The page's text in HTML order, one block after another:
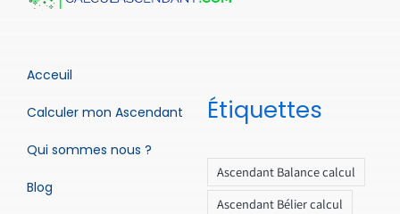
Acceuil
Calculer mon Ascendant
Qui sommes nous ?
Blog
Étiquettes
Ascendant Balance calcul
Ascendant Bélier calcul